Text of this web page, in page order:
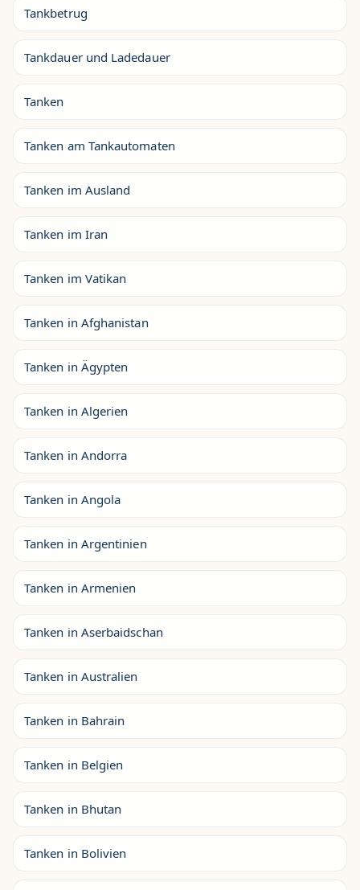
Tankbetrug
Tankdauer und Ladedauer
Tanken
Tanken am Tankautomaten
Tanken im Ausland
Tanken im Iran
Tanken im Vatikan
Tanken in Afghanistan
Tanken in Ägypten
Tanken in Algerien
Tanken in Andorra
Tanken in Angola
Tanken in Argentinien
Tanken in Armenien
Tanken in Aserbaidschan
Tanken in Australien
Tanken in Bahrain
Tanken in Belgien
Tanken in Bhutan
Tanken in Bolivien